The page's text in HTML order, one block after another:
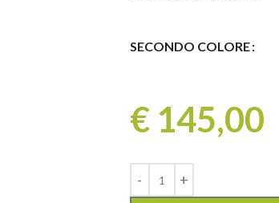
SECONDO COLORE
€145,00